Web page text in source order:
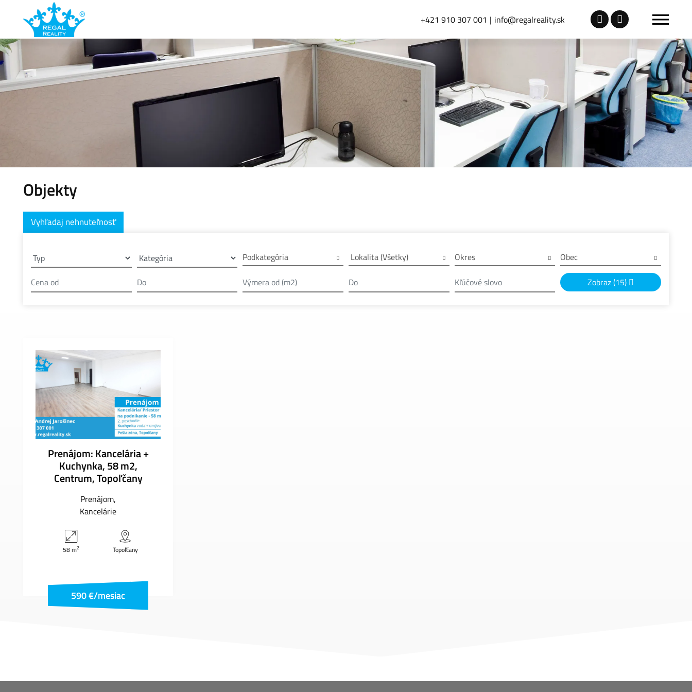
+421 910 307 001 info@regalreality.sk
Objekty
Vyhľadaj nehnuteľnosť
Podkategória Lokalita (Všetky) Okres Obec
Zobraz(15)
Prenájom: Kancelária +
Kuchynka, 58 m2,
Centrum, Topoľčany
Prenájom
Kancelárie
58 m2 Topoľčany
590 €/mesiac